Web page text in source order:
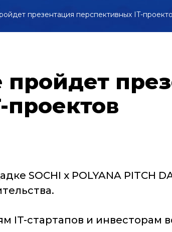
презентация перспективных IT-
SOCHI x POLYANA PITCH
IT-стартапов и инвесторам